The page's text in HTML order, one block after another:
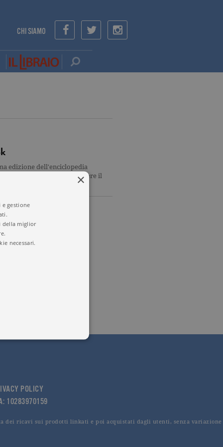
CHI SIAMO
edizione dell'enciclopedia
era quella di mettere il
POLICY
10283970159
dei ricavi sui prodotti linkati e poi acquistati dagli utenti, senza variazione
×
gestione
della miglior
necessari.
condizioni previste dal
un valore univoco
delle visualizzazioni